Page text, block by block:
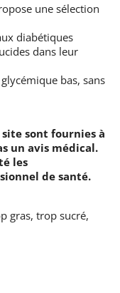
une sélection
diabétiques
dans leur
bas, sans
sont fournies à
un avis médical.
les
de santé.
gras, trop sucré,